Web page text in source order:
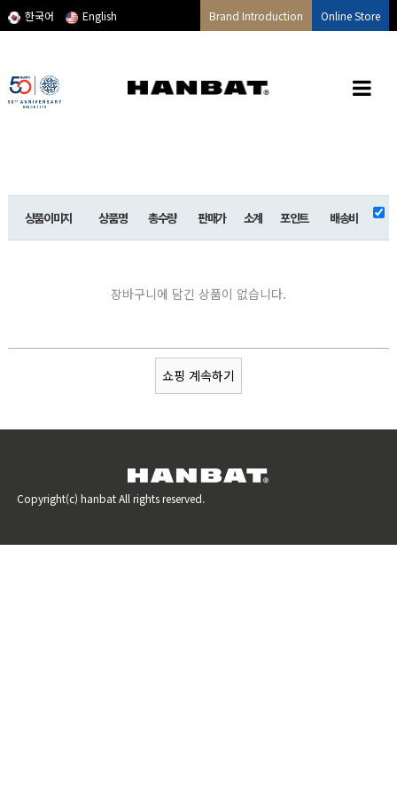
한국어 English Brand Introduction Online Store
상품이미지 상품명 총수량 판매가 소계 포인트 배송비
장바구니에 담긴 상품이 없습니다.
쇼핑 계속하기
Copyright(c) hanbat All rights reserved.